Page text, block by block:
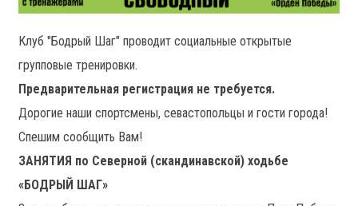
Клуб "Бодрый Шаг" проводит социальные открытые
групповые тренировки.
Предварительная регистрация не требуется.
Дорогие наши спортсмены, севастопольцы и гости города!
Спешим сообщить Вам!
ЗАНЯТИЯ по Северной (скандинавской) ходьбе
«БОДРЫЙ ШАГ»